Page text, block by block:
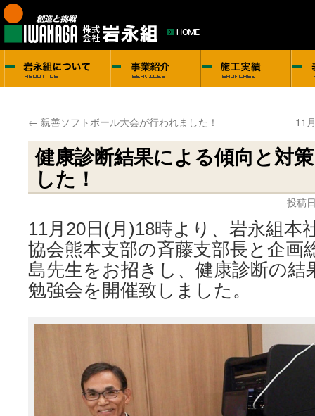
← 親善ソフトボール大会が行われました！ 11
健康診断結果による傾向と対
した！
投稿
11月20日(月)18時より、岩永組本
協会熊本支部の斉藤支部長と企
島先生をお招きし、健康診断の結
勉強会を開催致しました。